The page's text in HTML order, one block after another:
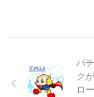
パ
ク
ロ